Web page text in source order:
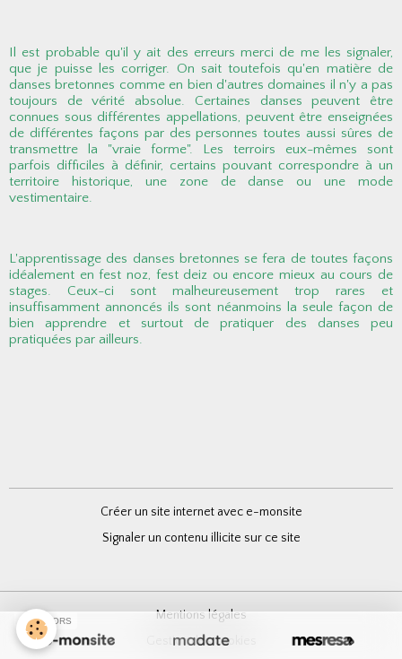
Il est probable qu'il y ait des erreurs merci de me les signaler,
que je puisse les corriger. On sait toutefois qu'en matière de
danses bretonnes comme en bien d'autres domaines il n'y a pas
toujours de vérité absolue. Certaines danses peuvent être
connues sous différentes appellations, peuvent être enseignées
de différentes façons par des personnes toutes aussi sûres de
transmettre la "vraie forme". Les terroirs eux-mêmes sont
parfois difficiles à définir, certains pouvant correspondre à un
territoire historique, une zone de danse ou une mode
vestimentaire.
L'apprentissage des danses bretonnes se fera de toutes façons
idéalement en fest noz, fest deiz ou encore mieux au cours de
stages. Ceux-ci sont malheureusement trop rares et
insuffisamment annoncés ils sont néanmoins la seule façon de
bien apprendre et surtout de pratiquer des danses peu
pratiquées par ailleurs.
Créer un site internet avec e-monsite
Signaler un contenu illicite sur ce site
Mentions légales
Gestion des cookies
SPONSORS